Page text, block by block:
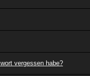
vergessen habe?